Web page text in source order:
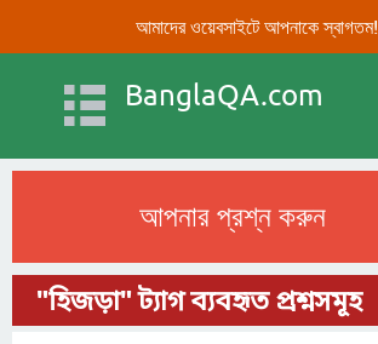
আমাদের ওয়েবসাইটে আপনাকে স্বাগতম!
BanglaQA.com
আপনার প্রশ্ন করুন
"হিজড়া" ট্যাগ ব্যবহৃত প্রশ্নসমূহ